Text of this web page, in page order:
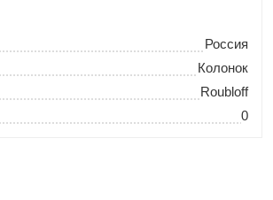
Россия
Колонок
Roubloff
0